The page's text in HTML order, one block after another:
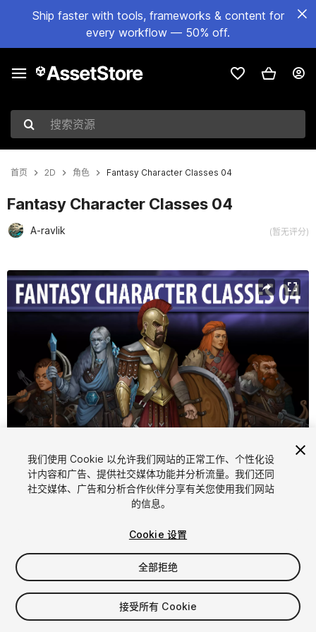
Ship faster with tools, frameworks & content for
every workflow — 50% off.
搜索资源
首页 2D 角色 Fantasy Character Classes 04
Fantasy Character Classes 04
A-ravlik (暂无评分)
当前幻灯片：1 / 2
1/2
$9.99
增值税将在结算时计算
我们使用 Cookie 以允许我们网站的正常工作、个性化设
计内容和广告、提供社交媒体功能并分析流量。我们还同
社交媒体、广告和分析合作伙伴分享有关您使用我们网站
的信息。
Cookie 设置
全部拒绝
接受所有 Cookie